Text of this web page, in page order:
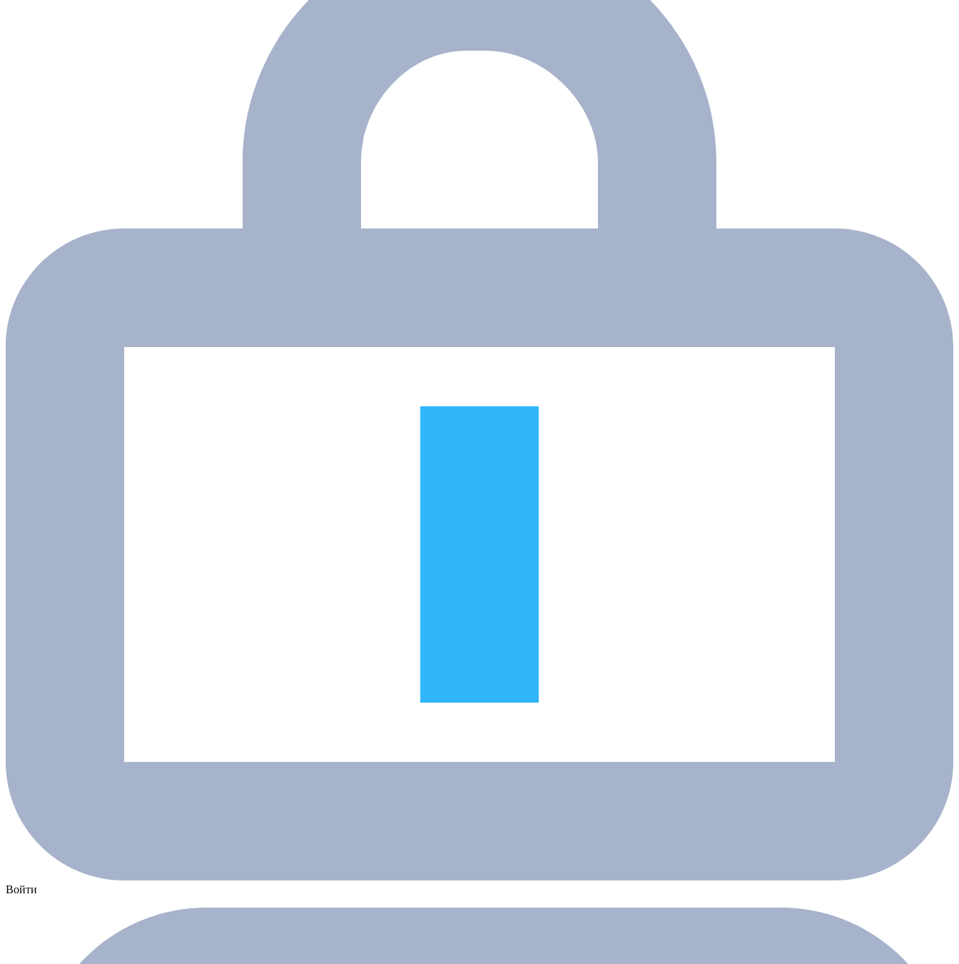
Войти